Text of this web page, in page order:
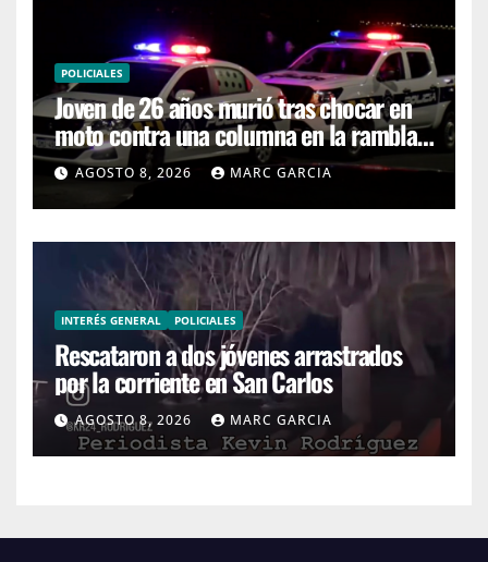
POLICIALES
Joven de 26 años murió tras chocar en
moto contra una columna en la rambla
Mansa
AGOSTO 8, 2026 MARC GARCIA
INTERÉS GENERAL POLICIALES
Rescataron a dos jóvenes arrastrados
por la corriente en San Carlos
AGOSTO 8, 2026 MARC GARCIA